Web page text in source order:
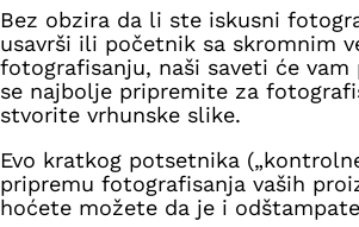
Bez obzira da li ste iskusni
usavrši ili početnik sa skromnim
fotografisanju, naši saveti će vam
se najbolje pripremite za
stvorite vrhunske slike.
Evo kratkog potsetnika
pripremu fotografisanja vaših
hoćete možete da je i